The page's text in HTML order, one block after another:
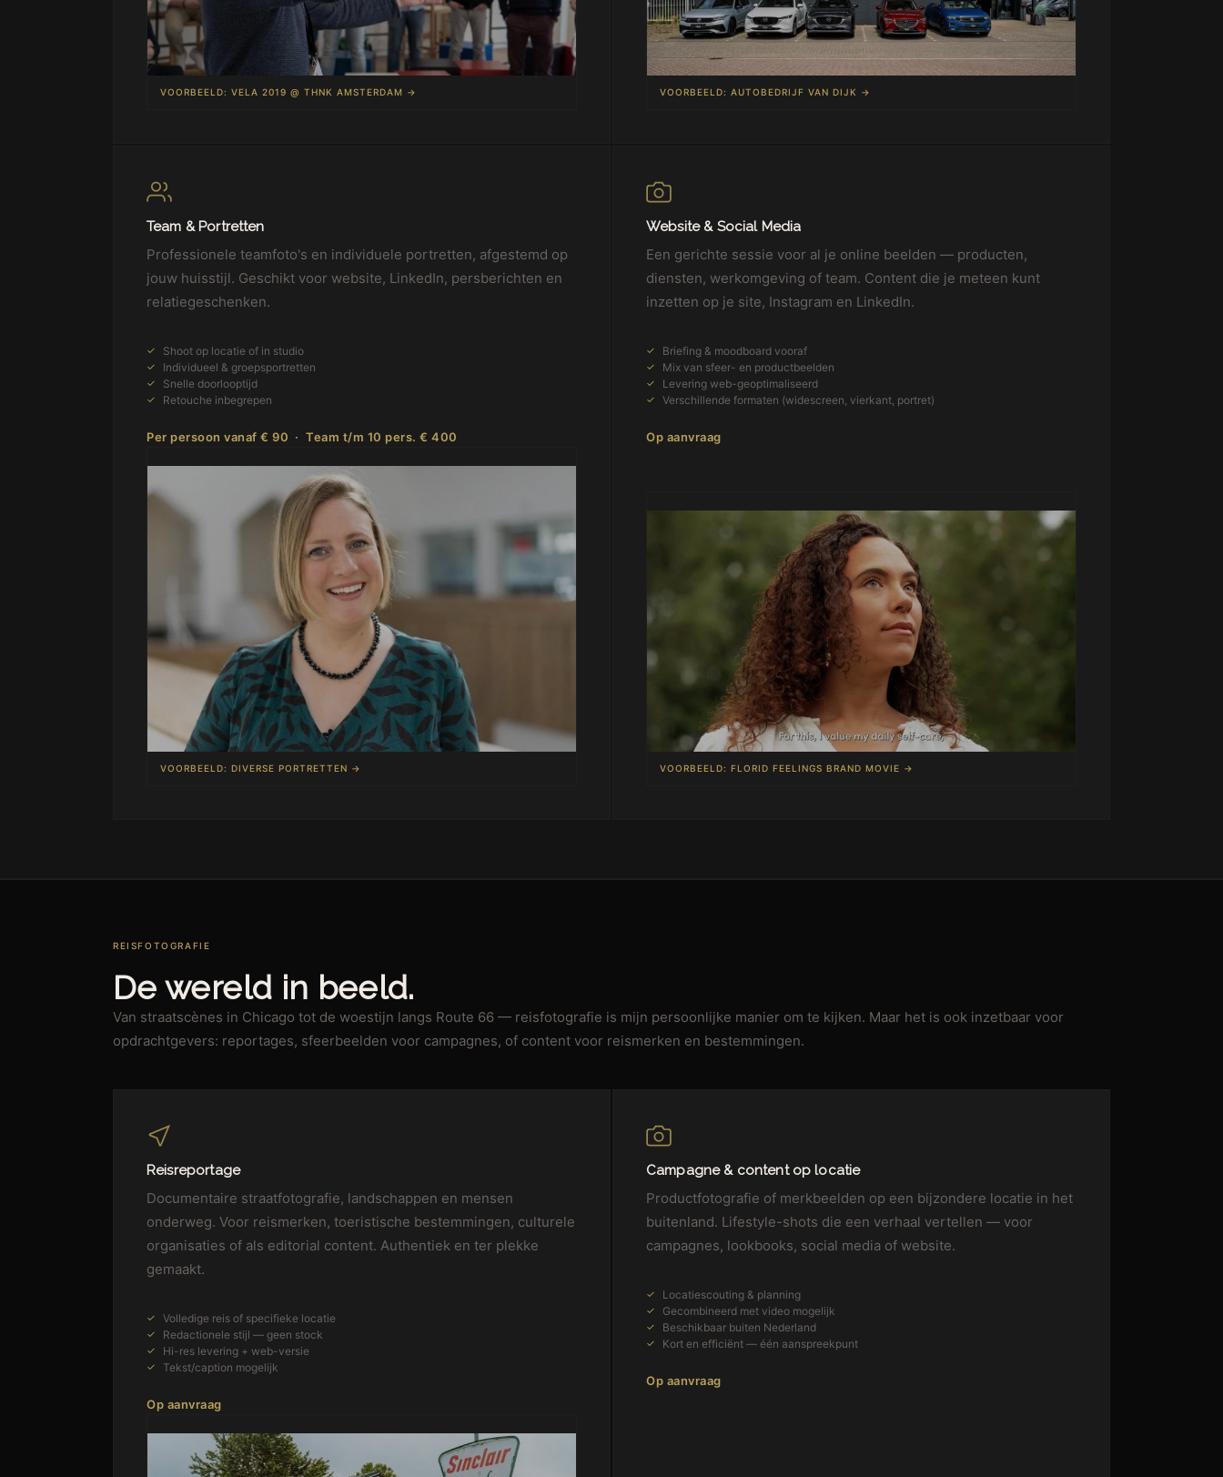
VOORBEELD: VELA 2019 @ THNK AMSTERDAM → VOORBEELD: AUTOBEDRIJF VAN DIJK →
Team & Portretten
Professionele teamfoto's en individuele portretten, afgestemd op
jouw huisstijl. Geschikt voor website, LinkedIn, persberichten en
relatiegeschenken.
Shoot op locatie of in studio
Individueel & groepsportretten
Snelle doorlooptijd
Retouche inbegrepen
Per persoon vanaf € 90 · Team t/m 10 pers. € 400
VOORBEELD: DIVERSE PORTRETTEN →
Website & Social Media
Een gerichte sessie voor al je online beelden — producten,
diensten, werkomgeving of team. Content die je meteen kunt
inzetten op je site, Instagram en LinkedIn.
Briefing & moodboard vooraf
Mix van sfeer- en productbeelden
Levering web-geoptimaliseerd
Verschillende formaten (widescreen, vierkant, portret)
Op aanvraag
VOORBEELD: FLORID FEELINGS BRAND MOVIE →
REISFOTOGRAFIE
De wereld in beeld.
Van straatscènes in Chicago tot de woestijn langs Route 66 — reisfotografie is mijn persoonlijke manier om te kijken. Maar het is ook inzetbaar voor
opdrachtgevers: reportages, sfeerbeelden voor campagnes, of content voor reismerken en bestemmingen.
Reisreportage
Documentaire straatfotografie, landschappen en mensen
onderweg. Voor reismerken, toeristische bestemmingen, culturele
organisaties of als editorial content. Authentiek en ter plekke
gemaakt.
Volledige reis of specifieke locatie
Redactionele stijl — geen stock
Hi-res levering + web-versie
Tekst/caption mogelijk
Op aanvraag
Campagne & content op locatie
Productfotografie of merkbeelden op een bijzondere locatie in het
buitenland. Lifestyle-shots die een verhaal vertellen — voor
campagnes, lookbooks, social media of website.
Locatiescouting & planning
Gecombineerd met video mogelijk
Beschikbaar buiten Nederland
Kort en efficiënt — één aanspreekpunt
Op aanvraag
W
B